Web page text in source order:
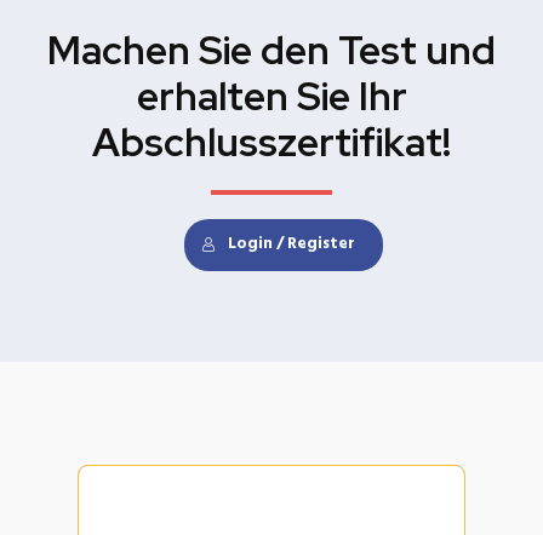
Machen Sie den Test und
erhalten Sie Ihr
Abschlusszertifikat!
Login / Register